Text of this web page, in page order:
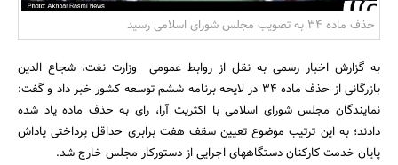
حذف ماده 34 به تصویب مجلس شورای اسلامی رسید
به گزارش اخبار رسمی به نقل از روابط عمومی وزارت نفت، شجاع الدین
بازرگانی از حذف ماده 34 در لایحه برنامه ششم توسعه کشور خبر داد و گفت:
نمایندگان مجلس شورای اسلامی با اکثریت آرا، رای به حذف ماده یاد شده
دادند؛ به این ترتیب موضوع تعیین سقف هفت برابری حداقل پرداختی پاداش
پایان خدمت کارکنان دستگاه‎های اجرایی از دستورکار مجلس خارج شد.